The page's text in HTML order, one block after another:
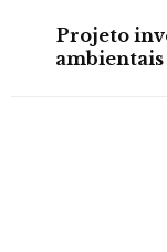
Projeto